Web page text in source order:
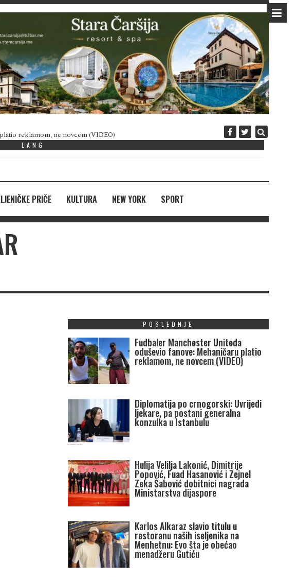
reklamom, ne novcem (VIDEO) Diplomatija po
LANG
PRIČE KULTURA NEW YORK SPORT
POSLEDNJE
Fudbaler Manchester Uniteda
oduševio fanove: Mehaničaru platio
reklamom, ne novcem (VIDEO)
Diplomatija po crnogorski: Uvrijedi
ljekare, pa postani generalna
konzulka u Istanbulu
Hulija Velilja Lakonić, Dimitrije
Popović, Fuad Hasanović i Zejnel
Zeka Šabović dobitnici nagrada
Ministarstva dijaspore
Karlos Alkaraz slavio titulu u
restoranu naših iseljenika na
Menhetnu: Evo šta je obećao
menadžeru Gutiću